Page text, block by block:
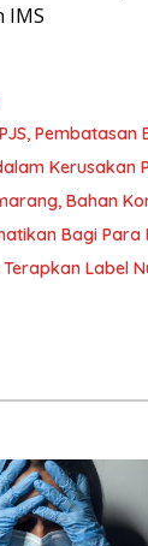
IMS
Pembatasan
Kerusakan
Bahan
Bagi Para
Label